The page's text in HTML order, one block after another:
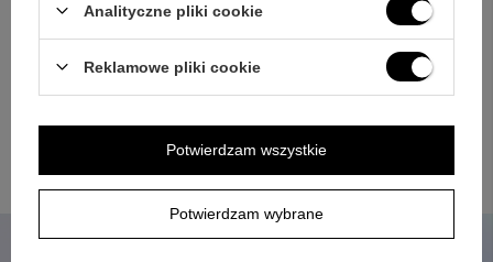
To propozycja, która łączy delikatną biżuterię z praktycznym
zastosowaniem i religijną symboliką. Bransoletka jako 10-tka
różańca pozwala zachować modlitwę blisko siebie w
różnych sytuacjach dnia, a prosty krzyżyk podkreśla
charakter dodatku. Srebro próby 925 i opisany połysk
pudełeczkiem z różową kokardką i dedykacją pomaga
nadać mu osobisty ton. Jeśli szukasz upominku na ważną
słowa, ten zestaw jest gotowy do wręczenia.
Analityczne pliki cookie
Reklamowe pliki cookie
Potwierdzam wybrane
Potwierdzam wszystkie